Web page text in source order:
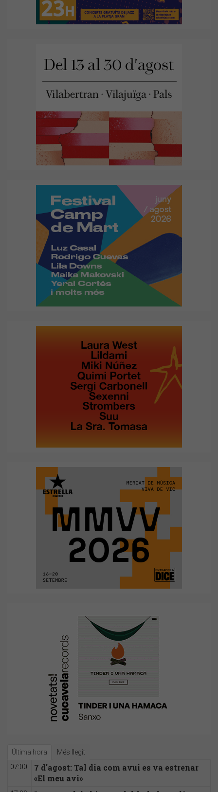
Última hora Més llegit
07:00
7 d'agost: Tal dia com avui es va estrenar
«El meu avi»